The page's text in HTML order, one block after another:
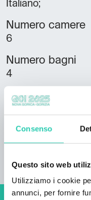
Consenso
Questo sito web
Utilizziamo i cookie
annunci, per fornire
Italiano;
Numero camere
6
Numero bagni
4
Numero letti
16
Unità abitative
3